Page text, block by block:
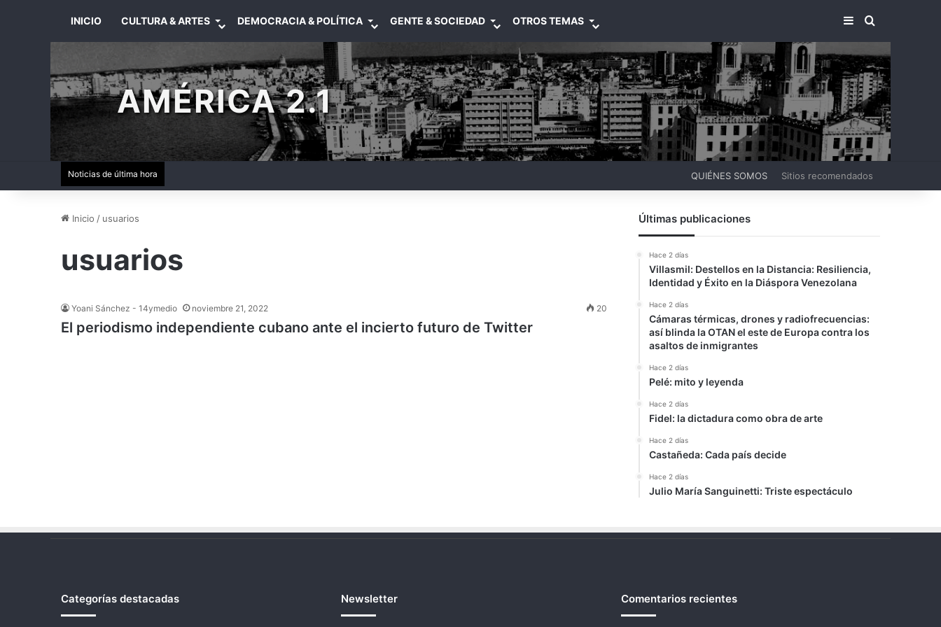
INICIO CULTURA & ARTES DEMOCRACIA & POLÍTICA GENTE & SOCIEDAD OTROS TEMAS BARRA LATERAL
BUSCAR
AMÉRICA 2.1
Noticias de última hora QUIÉNES SOMOS Sitios recomendados
Inicio / usuarios
usuarios
Yoani Sánchez - 14ymedio noviembre 21, 2022 20
El periodismo independiente cubano ante el incierto futuro de Twitter
Últimas publicaciones
Hace 2 días
Villasmil: Destellos en la Distancia: Resiliencia,
Identidad y Éxito en la Diáspora Venezolana
Hace 2 días
Cámaras térmicas, drones y radiofrecuencias:
así blinda la OTAN el este de Europa contra los
asaltos de inmigrantes
Hace 2 días
Pelé: mito y leyenda
Hace 2 días
Fidel: la dictadura como obra de arte
Hace 2 días
Castañeda: Cada país decide
Hace 2 días
Julio María Sanguinetti: Triste espectáculo
Categorías destacadas Newsletter Comentarios recientes